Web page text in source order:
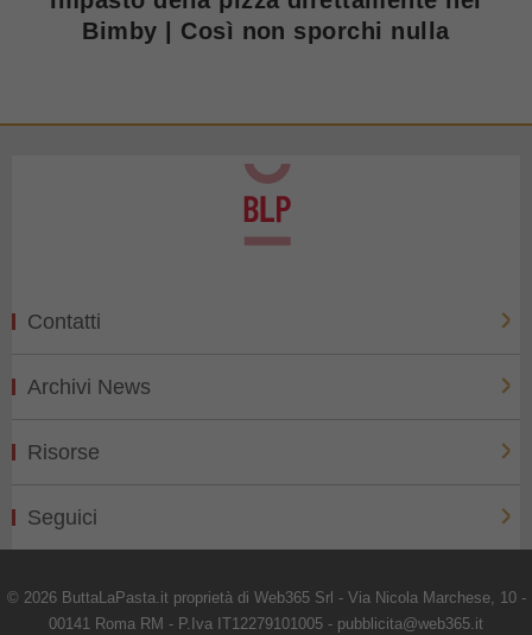
Bimby | Così non sporchi nulla
Contatti
Archivi News
Risorse
Seguici
© 2026 ButtaLaPasta.it proprietà di Web365 Srl - Via Nicola Marchese, 10 -
00141 Roma RM - P.Iva IT12279101005 - pubblicita@web365.it